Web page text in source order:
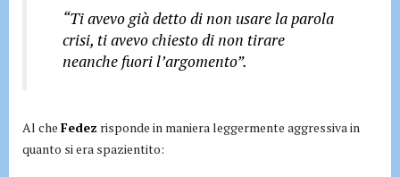
“Ti avevo già detto di non usare la parola
crisi, ti avevo chiesto di non tirare
neanche fuori l’argomento”.
Al che Fedez risponde in maniera leggermente aggressiva in
quanto si era spazientito: